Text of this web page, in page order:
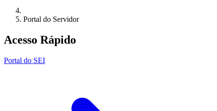
Portal do Servidor
Acesso Rápido
Portal do SEI